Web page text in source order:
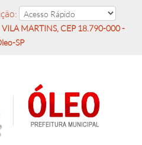
MARTINS, CEP 18.790-000 -
SP